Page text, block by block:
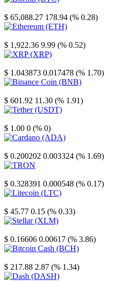
$ 65,088.27 178.94 (% 0.28)
$ 1,922.36 9.99 (% 0.52)
$ 1.043873 0.017478 (% 1.70)
$ 601.92 11.30 (% 1.91)
$ 1.00 0 (% 0)
$ 0.200202 0.003324 (% 1.69)
$ 0.328391 0.000548 (% 0.17)
$ 45.77 0.15 (% 0.33)
$ 0.16606 0.00617 (% 3.86)
$ 217.88 2.87 (% 1.34)